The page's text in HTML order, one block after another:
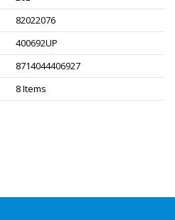
82022076
400692UP
8714044406927
8 Items